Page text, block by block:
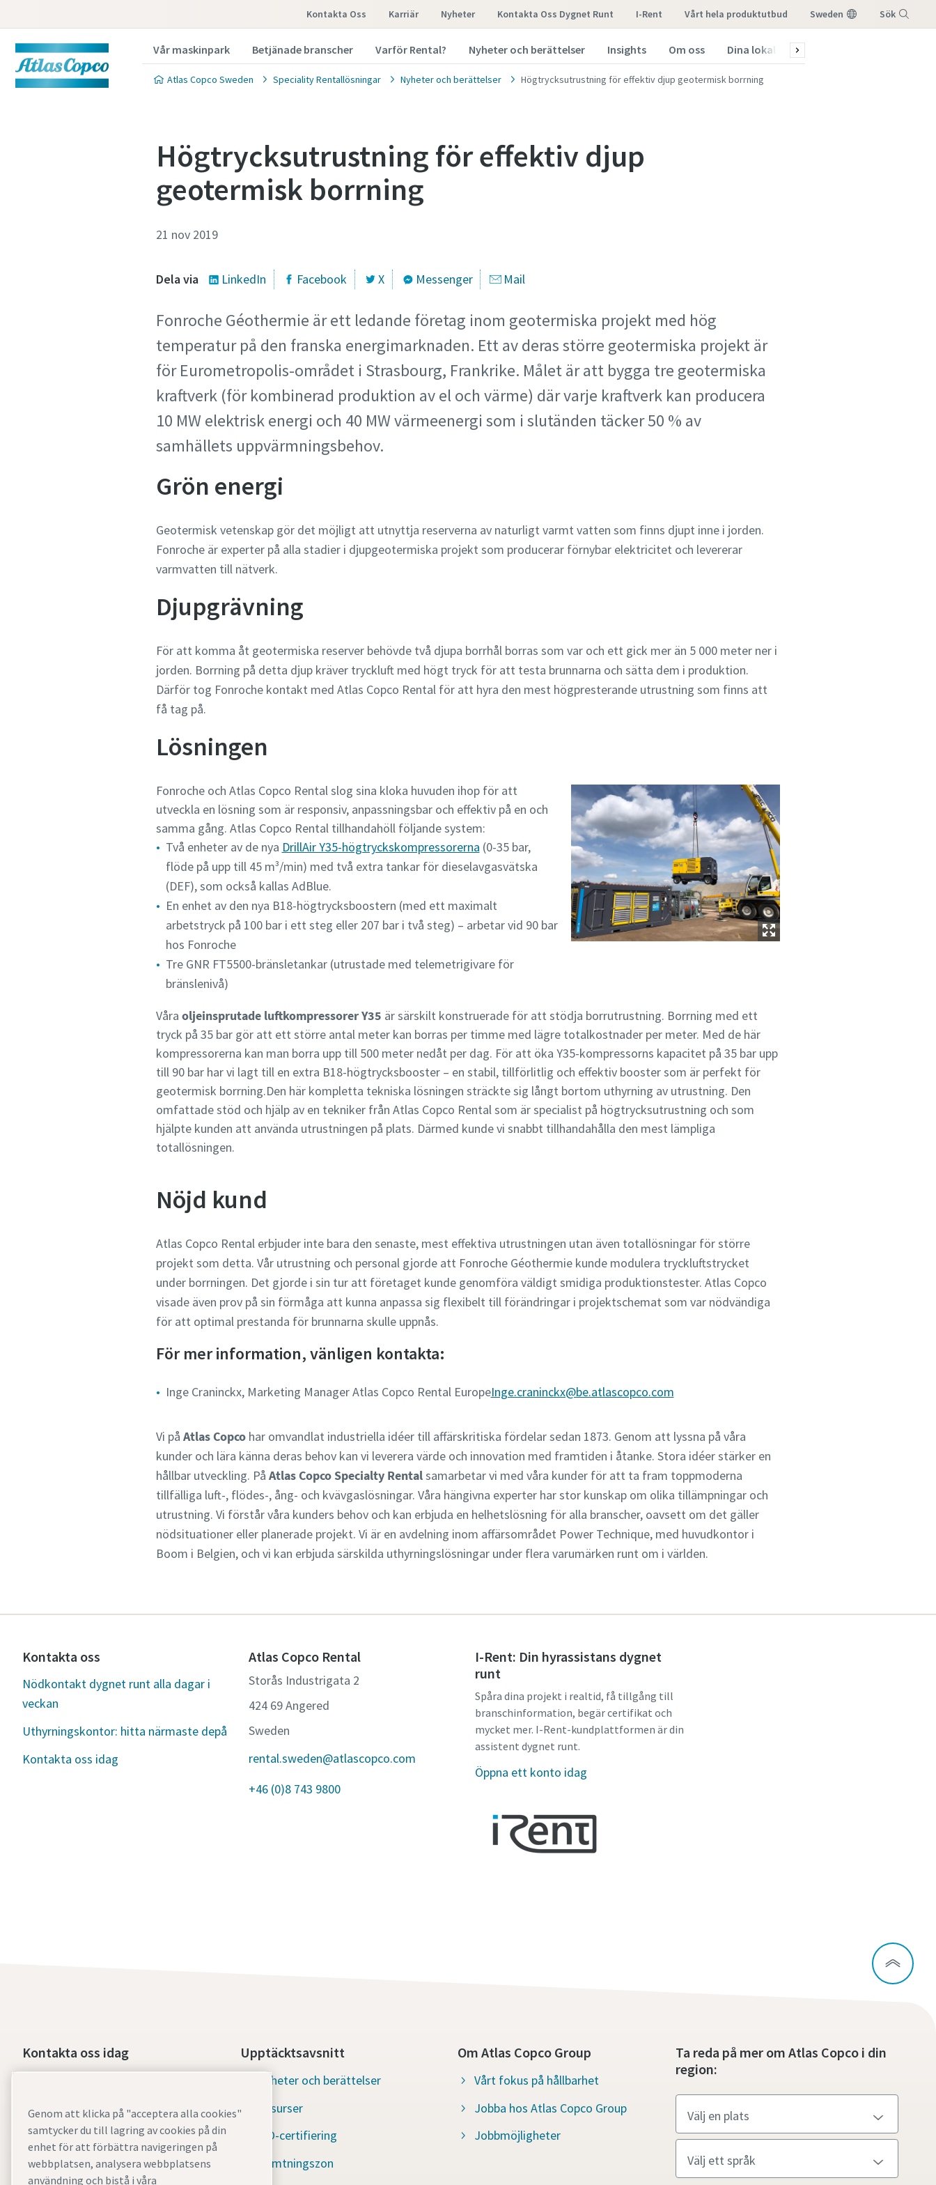
Kontakta Oss Karriär Nyheter Kontakta Oss Dygnet Runt I-Rent vårt hela produktutbud Sweden Sök
Vår maskinpark Betjänade branscher Varför Rental? Nyheter och berättelser Insights Om oss Dina lokala kontakter
Atlas Copco Sweden Speciality Rentallösningar Nyheter och berättelser Högtrycksutrustning för effektiv djup geotermisk borrning
Högtrycksutrustning för effektiv djup
geotermisk borrning
21 nov 2019
Dela via LinkedIn Facebook X Messenger Mail
Fonroche Géothermie är ett ledande företag inom geotermiska projekt med hög
temperatur på den franska energimarknaden. Ett av deras större geotermiska projekt är
för Eurometropolis-området i Strasbourg, Frankrike. Målet är att bygga tre geotermiska
kraftverk (för kombinerad produktion av el och värme) där varje kraftverk kan producera
10 MW elektrisk energi och 40 MW värmeenergi som i slutänden täcker 50 % av
samhällets uppvärmningsbehov.
Grön energi
Geotermisk vetenskap gör det möjligt att utnyttja reserverna av naturligt varmt vatten som finns djupt inne i jorden.
Fonroche är experter på alla stadier i djupgeotermiska projekt som producerar förnybar elektricitet och levererar
varmvatten till nätverk.
Djupgrävning
För att komma åt geotermiska reserver behövde två djupa borrhål borras som var och ett gick mer än 5 000 meter ner i
jorden. Borrning på detta djup kräver tryckluft med högt tryck för att testa brunnarna och sätta dem i produktion.
Därför tog Fonroche kontakt med Atlas Copco Rental för att hyra den mest högpresterande utrustning som finns att
få tag på.
Lösningen
Fonroche och Atlas Copco Rental slog sina kloka huvuden ihop för att
utveckla en lösning som är responsiv, anpassningsbar och effektiv på en och
samma gång. Atlas Copco Rental tillhandahöll följande system:
Två enheter av de nya DrillAir Y35-högtryckskompressorerna (0-35 bar,
flöde på upp till 45 m³/min) med två extra tankar för dieselavgasvätska
(DEF), som också kallas AdBlue.
En enhet av den nya B18-högtrycksboostern (med ett maximalt
arbetstryck på 100 bar i ett steg eller 207 bar i två steg) – arbetar vid 90 bar
hos Fonroche
Tre GNR FT5500-bränsletankar (utrustade med telemetrigivare för
bränslenivå)
Våra oljeinsprutade luftkompressorer Y35 är särskilt konstruerade för att stödja borrutrustning. Borrning med ett
tryck på 35 bar gör att ett större antal meter kan borras per timme med lägre totalkostnader per meter. Med de här
kompressorerna kan man borra upp till 500 meter nedåt per dag. För att öka Y35-kompressorns kapacitet på 35 bar upp
till 90 bar har vi lagt till en extra B18-högtrycksbooster – en stabil, tillförlitlig och effektiv booster som är perfekt för
geotermisk borrning.Den här kompletta tekniska lösningen sträckte sig långt bortom uthyrning av utrustning. Den
omfattade stöd och hjälp av en tekniker från Atlas Copco Rental som är specialist på högtrycksutrustning och som
hjälpte kunden att använda utrustningen på plats. Därmed kunde vi snabbt tillhandahålla den mest lämpliga
totallösningen.
Nöjd kund
Atlas Copco Rental erbjuder inte bara den senaste, mest effektiva utrustningen utan även totallösningar för större
projekt som detta. Vår utrustning och personal gjorde att Fonroche Géothermie kunde modulera tryckluftstrycket
under borrningen. Det gjorde i sin tur att företaget kunde genomföra väldigt smidiga produktionstester. Atlas Copco
visade även prov på sin förmåga att kunna anpassa sig flexibelt till förändringar i projektschemat som var nödvändiga
för att optimal prestanda för brunnarna skulle uppnås.
För mer information, vänligen kontakta:
Inge Craninckx, Marketing Manager Atlas Copco Rental EuropeInge.craninckx@be.atlascopco.com
Vi på Atlas Copco har omvandlat industriella idéer till affärskritiska fördelar sedan 1873. Genom att lyssna på våra
kunder och lära känna deras behov kan vi leverera värde och innovation med framtiden i åtanke. Stora idéer stärker en
hållbar utveckling. På Atlas Copco Specialty Rentalsamarbetar vi med våra kunder för att ta fram toppmoderna
tillfälliga luft-, flödes-, ång- och kvävgaslösningar. Våra hängivna experter har stor kunskap om olika tillämpningar och
utrustning. Vi förstår våra kunders behov och kan erbjuda en helhetslösning för alla branscher, oavsett om det gäller
nödsituationer eller planerade projekt. Vi är en avdelning inom affärsområdet Power Technique, med huvudkontor i
Boom i Belgien, och vi kan erbjuda särskilda uthyrningslösningar under flera varumärken runt om i världen.
Kontakta oss
Nödkontakt dygnet runt alla dagar i
veckan
Uthyrningskontor: hitta närmaste depå
Kontakta oss idag
Atlas Copco Rental
Storås Industrigata 2
424 69 Angered
Sweden
rental.sweden@atlascopco.com
+46 (0)8 743 9800
I-Rent: Din hyrassistans dygnet
runt
Spåra dina projekt i realtid, få tillgång till
branschinformation, begär certifikat och
mycket mer. I-Rent-kundplattformen är din
assistent dygnet runt.
Öppna ett konto idag
Kontakta oss idag
Våra tjänster
Maskinpark
Industrier
Upptäcktsavsnitt
Nyheter och berättelser
Resurser
ISO-certifiering
Hämtningszon
Om Atlas Copco Group
Vårt fokus på hållbarhet
Jobba hos Atlas Copco Group
Jobbmöjligheter
Ta reda på mer om Atlas Copco i din
region:
Genom att klicka på "acceptera alla cookies"
samtycker du till lagring av cookies på din
enhet för att förbättra navigeringen på
webbplatsen, analysera webbplatsens
användning och bistå i våra